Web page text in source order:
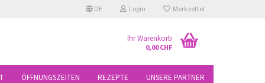
DE Login Merkzettel
Ihr Warenkorb
0,00 CHF
ÖFFNUNGSZEITEN REZEPTE UNSERE PARTNER